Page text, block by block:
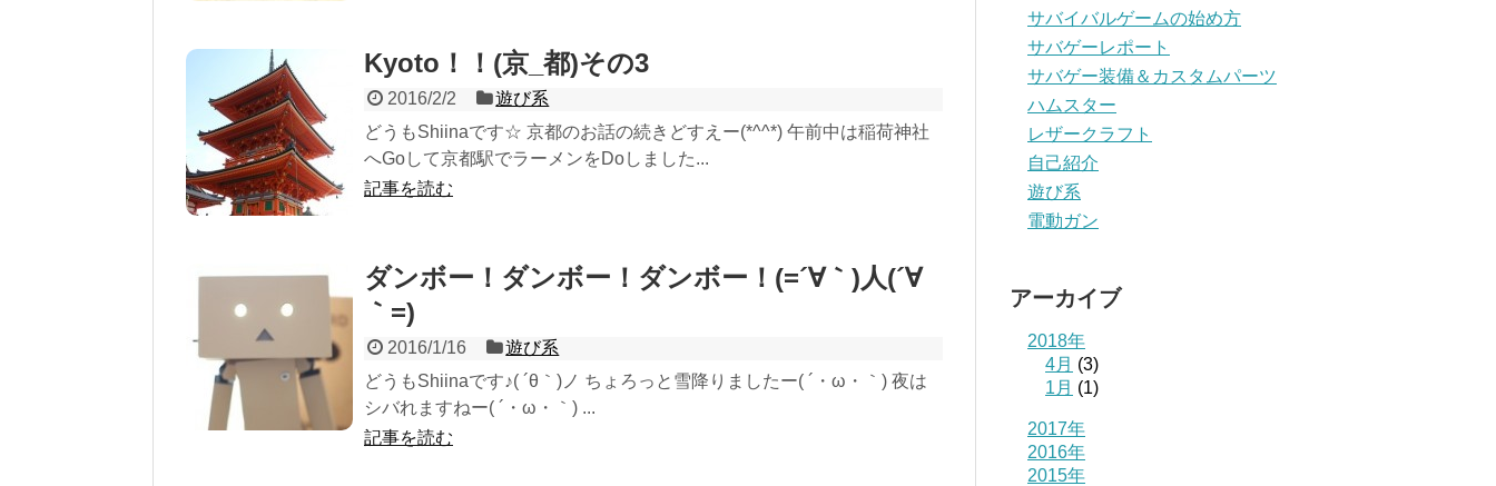
Kyoto！！(京_都)その3
2016/2/2
遊び系
どうもShiinaです☆ 京都のお話の続きどすえー(*^^*) 午前中は稲荷神社
へGoして京都駅でラーメンをDoしました...
記事を読む
ダンボー！ダンボー！ダンボー！(=´∀｀)人(´∀
｀=)
2016/1/16
遊び系
どうもShiinaです♪( ´θ｀)ノ ちょろっと雪降りましたー( ´・ω・｀) 夜は
シバれますねー( ´・ω・｀) ...
記事を読む
サバイバルゲームの始め方
サバゲーレポート
サバゲー装備＆カスタムパーツ
ハムスター
レザークラフト
自己紹介
遊び系
電動ガン
アーカイブ
2018年
4月 (3)
1月 (1)
2017年
2016年
2015年